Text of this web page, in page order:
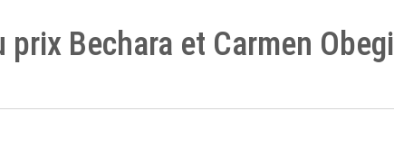
prix Bechara et Carmen Obegi